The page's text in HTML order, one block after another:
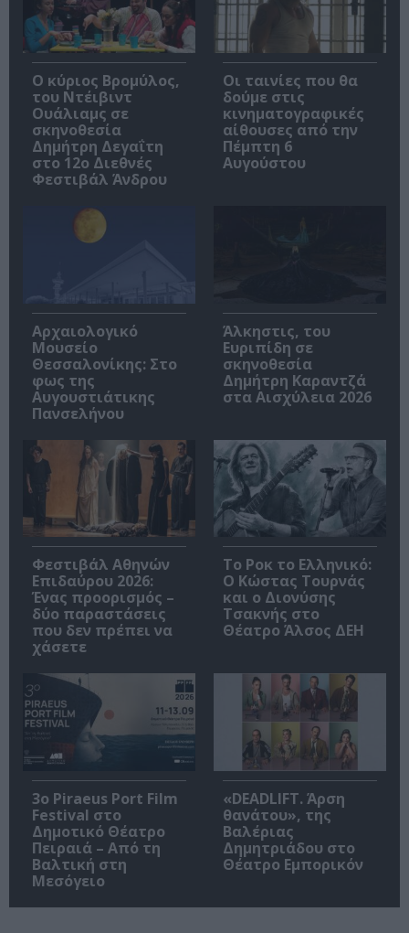
O κύριος Βρομύλος,
του Ντέιβιντ
Ουάλιαμς σε
σκηνοθεσία
Δημήτρη Δεγαΐτη
στο 12ο Διεθνές
Φεστιβάλ Άνδρου
Οι ταινίες που θα
δούμε στις
κινηματογραφικές
αίθουσες από την
Πέμπτη 6
Αυγούστου
Αρχαιολογικό
Μουσείο
Θεσσαλονίκης: Στο
φως της
Αυγουστιάτικης
Πανσελήνου
Άλκηστις, του
Ευριπίδη σε
σκηνοθεσία
Δημήτρη Καραντζά
στα Αισχύλεια 2026
Φεστιβάλ Αθηνών
Επιδαύρου 2026:
Ένας προορισμός –
δύο παραστάσεις
που δεν πρέπει να
χάσετε
Το Ροκ το Ελληνικό:
Ο Κώστας Τουρνάς
και ο Διονύσης
Τσακνής στο
Θέατρο Άλσος ΔΕΗ
3o Piraeus Port Film
Festival στο
Δημοτικό Θέατρο
Πειραιά – Από τη
Βαλτική στη
Μεσόγειο
«DEADLIFT. Άρση
θανάτου», της
Βαλέριας
Δημητριάδου στο
Θέατρο Εμπορικόν